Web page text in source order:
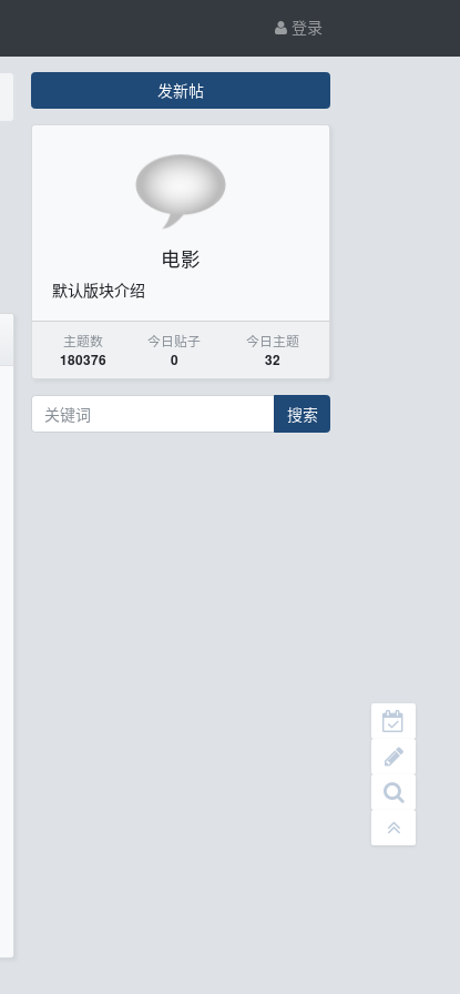
登录
发新帖
电影
默认版块介绍
主题数
180376
今日贴子
0
今日主题
32
搜索